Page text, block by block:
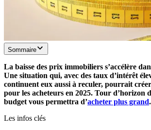
Sommaire
La baisse des prix immobiliers s’accélère
Une situation qui, avec des taux d’intérêt
continuent eux aussi à reculer, pourrait
pour les acheteurs en 2025. Tour d’horizon
budget vous permettra d’acheter plus grand.
Les infos clés